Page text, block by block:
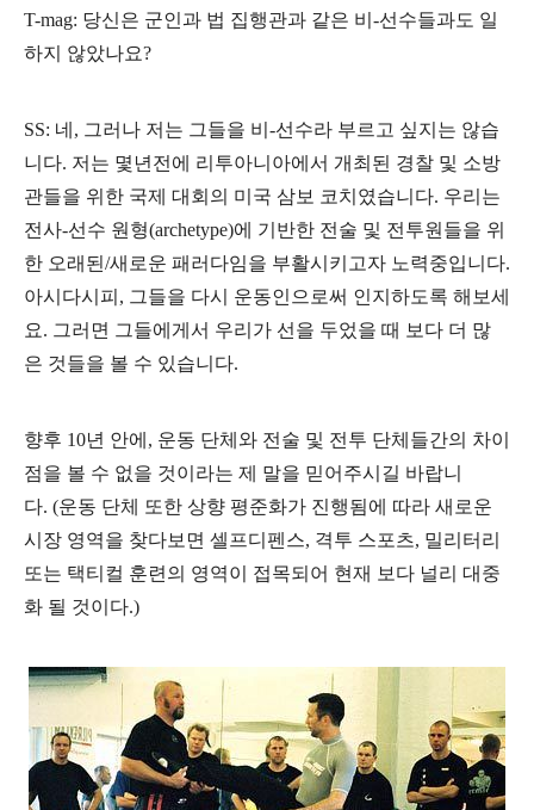
T-mag: 당신은 군인과 법 집행관과 같은 비-선수들과도 일
하지 않았나요?
SS: 네, 그러나 저는 그들을 비-선수라 부르고 싶지는 않습
니다. 저는 몇년전에 리투아니아에서 개최된 경찰 및 소방
관들을 위한 국제 대회의 미국 삼보 코치였습니다. 우리는
전사-선수 원형(archetype)에 기반한 전술 및 전투원들을 위
한 오래된/새로운 패러다임을 부활시키고자 노력중입니다.
아시다시피, 그들을 다시 운동인으로써 인지하도록 해보세
요. 그러면 그들에게서 우리가 선을 두었을 때 보다 더 많
은 것들을 볼 수 있습니다.
향후 10년 안에, 운동 단체와 전술 및 전투 단체들간의 차이
점을 볼 수 없을 것이라는 제 말을 믿어주시길 바랍니
다. (운동 단체 또한 상향 평준화가 진행됨에 따라 새로운
시장 영역을 찾다보면 셀프디펜스, 격투 스포츠, 밀리터리
또는 택티컬 훈련 의 영역이 접목되어 현재 보다 널리 대중
화 될 것이다.)